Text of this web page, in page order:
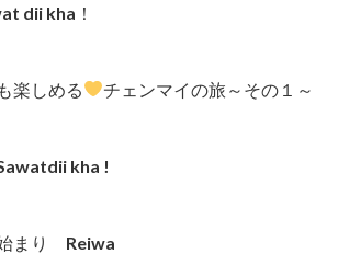
dii kha！
楽しめる チェンマイの旅～その１～
kha !
まり Reiwa